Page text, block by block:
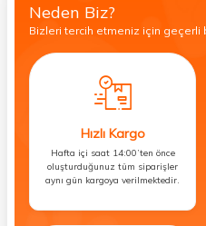
Neden Biz?
Bizleri tercih etmeniz için geçerli
Hızlı Kargo
Hafta içi saat 14:00’ten önce
oluşturduğunuz tüm siparişler
aynı gün kargoya verilmektedir.